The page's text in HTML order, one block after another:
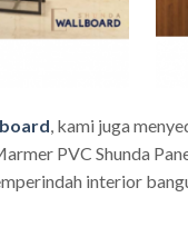
, kami juga
PVC Shunda
interior